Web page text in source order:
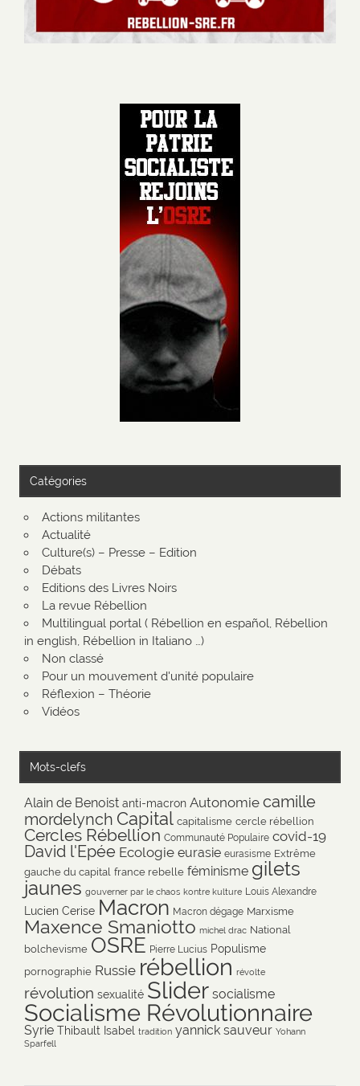
Catégories
Actions militantes
Actualité
Culture(s) – Presse – Edition
Débats
Editions des Livres Noirs
La revue Rébellion
Multilingual portal ( Rébellion en español, Rébellion
in english, Rébellion in Italiano …)
Non classé
Pour un mouvement d'unité populaire
Réflexion – Théorie
Vidéos
Mots-clefs
Alain de Benoist anti-macron Autonomie camille
mordelynch Capital capitalisme cercle rébellion
Cercles Rébellion Communauté Populaire covid-19
David l'Epée Ecologie eurasie eurasisme Extrême
gauche du capital france rebelle féminisme gilets
jaunes gouverner par le chaos kontre kulture Louis Alexandre
Lucien Cerise Macron Macron dégage Marxisme
Maxence Smaniotto michel drac National
bolchevisme OSRE Pierre Lucius Populisme
pornographie Russie rébellion révolte
révolution sexualité Slider socialisme
Socialisme Révolutionnaire
Syrie Thibault Isabel tradition yannick sauveur Yohann
Sparfell